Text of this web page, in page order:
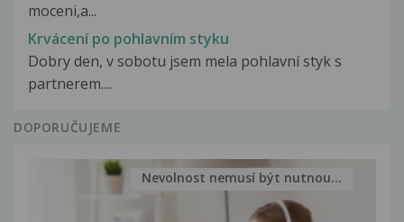
moceni,a...
Krvácení po pohlavním styku
Dobry den, v sobotu jsem mela pohlavní styk s
partnerem....
DOPORUČUJEME
Nevolnost nemusí být nutnou...